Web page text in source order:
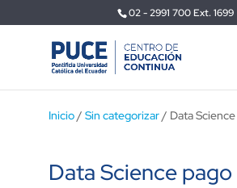
02 - 2991 700 Ext. 1699
Inicio/ Sin categorizar/ Data
Data Science